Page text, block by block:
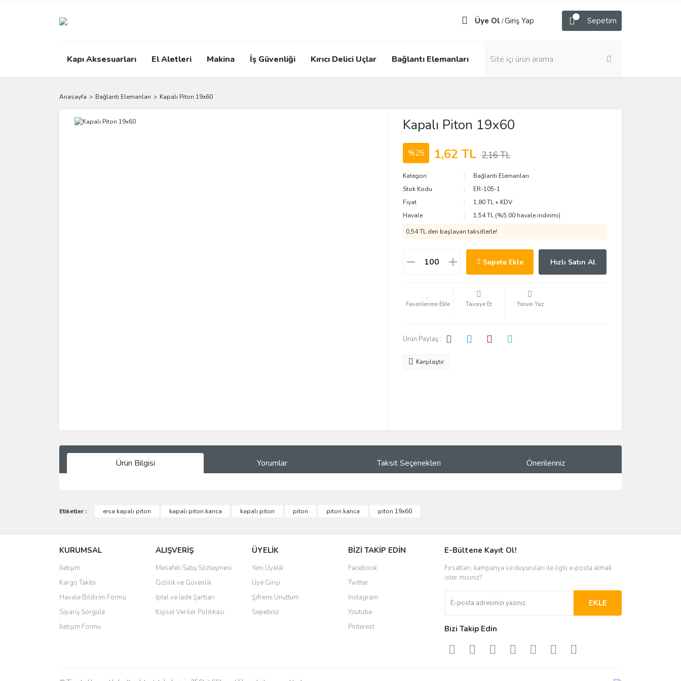
Üye Ol /Giriş Yap Sepetim
Kapı Aksesuarları El Aletleri Makina İş Güvenliği Kırıcı Delici Uçlar Bağlantı Elemanları
Anasayfa Bağlantı Elemanları Kapalı Piton 19x60
Kapalı Piton 19x60
%25 1,62 TL 2,16 TL
Kategori
Bağlantı Elemanları
Stok Kodu
ER-105-1
Fiyat
1,80 TL + KDV
Havale
1,54 TL (%5,00 havale indirimi)
0,54 TL den başlayan taksitlerle!
Sepete Ekle Hızlı Satın Al
Tavsiye Et Yorum Yaz
Ürün Paylaş :
Karşılaştır
Ürün Bilgisi Yorumlar Taksit Seçenekleri Önerileriniz
Bu ürüne ilk yorumu siz yapın!
Yorum Yaz
Görüş ve önerileriniz için teşekkür ederiz.
Ürün açıklamasında eksik bilgiler bulunuyor.
Ürün bilgilerinde hatalar bulunuyor.
Ürün fiyatı diğer sitelerden daha pahalı.
Bu ürüne benzer farklı alternatifler olmalı.
Etiketler : ersa kapalı piton kapalı piton kanca kapalı piton piton piton kanca piton 19x60
KURUMSAL
İletişim
Kargo Takibi
Havale Bildirim Formu
Sipariş Sorgula
İletişim Formu
ALIŞVERİŞ
Mesafeli Satış Sözleşmesi
Gizlilik ve Güvenlik
İptal ve İade Şartları
Kişisel Veriler Politikası
ÜYELİK
Yeni Üyelik
Üye Girişi
Şifremi Unuttum
Sepetiniz
BİZİ TAKİP EDİN
Facebook
Twitter
Instagram
Youtube
Pinterest
E-Bültene Kayıt Ol!
Fırsatları, kampanya ve duyuruları ile ilgili e-posta almak
ister misiniz?
EKLE
Bizi Takip Edin